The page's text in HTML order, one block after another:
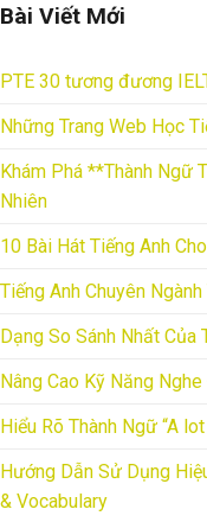
Bài Viết Mới
PTE 30 tương đương
Những Trang Web Học
Khám Phá **Thành Ngữ
Nhiên
10 Bài Hát Tiếng Anh
Tiếng Anh Chuyên
Dạng So Sánh Nhất Của
Nâng Cao Kỹ Năng
Hiểu Rõ Thành Ngữ “A
Hướng Dẫn Sử Dụng
& Vocabulary